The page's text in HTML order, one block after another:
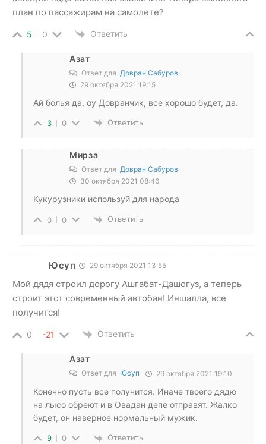
план по пассажирам на самолете?
5 0 Ответить
Азат
Ответ для Довран Сабуров
29 октября 2021 19:15
Ай болья да, оу Довранчик, все хорошо будет, да.
3 0 Ответить
Мирза
Ответ для Довран Сабуров
30 октября 2021 08:46
Кукурузники используй для народа
0 0 Ответить
Юсуп 29 октября 2021 13:55
Мой дядя строил дорогу Ашгабат-Дашогуз, а теперь
строит этот современный автобан! Иншалла, все
получится!
0 -21 Ответить
Азат
Ответ для Юсуп 29 октября 2021 19:10
Конечно пусть все получится. Иначе твоего дядю
на лысо обреют и в Овадан депе отправят. Жалко
будет, он наверное нормальный мужик.
9 0 Ответить